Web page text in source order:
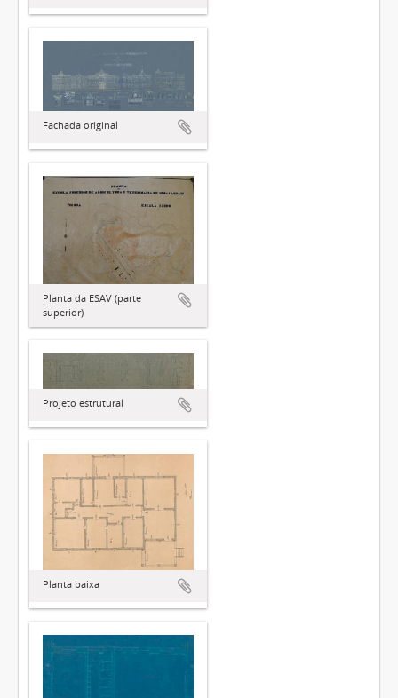
Fachada original
Planta da ESAV (parte
superior)
Projeto estrutural
Planta baixa